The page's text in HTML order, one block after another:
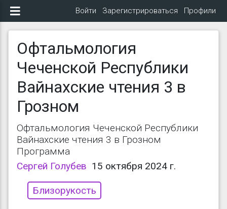
Войти Зарегистрироваться Профили
Офтальмология
Чеченской Республики
Вайнахские чтения 3 в
Грозном
Офтальмология Чеченской Республики
Вайнахские чтения 3 в Грозном
Программа
Сергей Голубев 15 октября 2024 г.
Близорукость